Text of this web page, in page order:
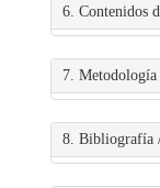
6. Contenidos
7.
8. Bibliografía